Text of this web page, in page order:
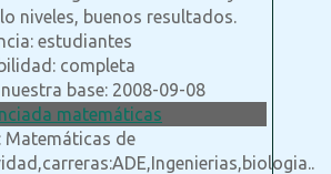
niveles, buenos resultados.
estudiantes
completa
base: 2008-09-08
matemáticas
Matemáticas de